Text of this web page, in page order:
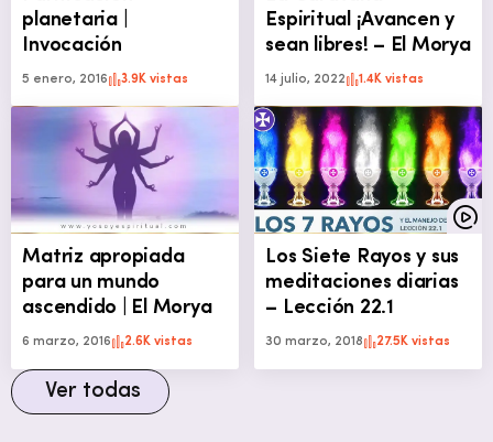
planetaria |
Invocación
5 enero, 2016 3.9K vistas
Espiritual ¡Avancen y
sean libres! – El Morya
14 julio, 2022 1.4K vistas
Matriz apropiada
para un mundo
ascendido | El Morya
6 marzo, 2016 2.6K vistas
Los Siete Rayos y sus
meditaciones diarias
– Lección 22.1
30 marzo, 2018 27.5K vistas
Ver todas